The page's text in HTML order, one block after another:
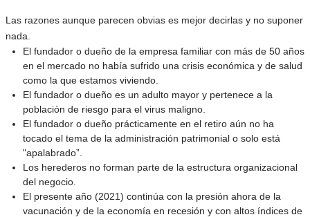
Las razones aunque parecen obvias es mejor decirlas y no suponer
nada.
El fundador o dueño de la empresa familiar con más de 50 años
en el mercado no había sufrido una crisis económica y de salud
como la que estamos viviendo.
El fundador o dueño es un adulto mayor y pertenece a la
población de riesgo para el virus maligno.
El fundador o dueño prácticamente en el retiro aún no ha
tocado el tema de la administración patrimonial o solo está
"apalabrado”.
Los herederos no forman parte de la estructura organizacional
del negocio.
El presente año (2021) continúa con la presión ahora de la
vacunación y de la economía en recesión y con altos índices de